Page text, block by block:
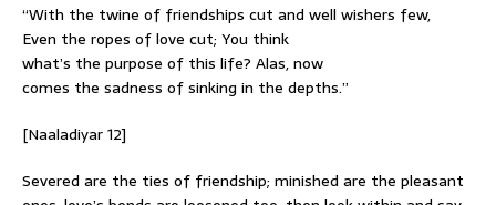
“With the twine of friendships cut and well wishers few,
Even the ropes of love cut; You think
what’s the purpose of this life? Alas, now
comes the sadness of sinking in the depths.”
[Naaladiyar 12]
Severed are the ties of friendship; minished are the pleasant